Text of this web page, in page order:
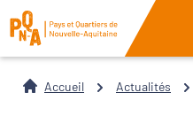
Accueil Actualités